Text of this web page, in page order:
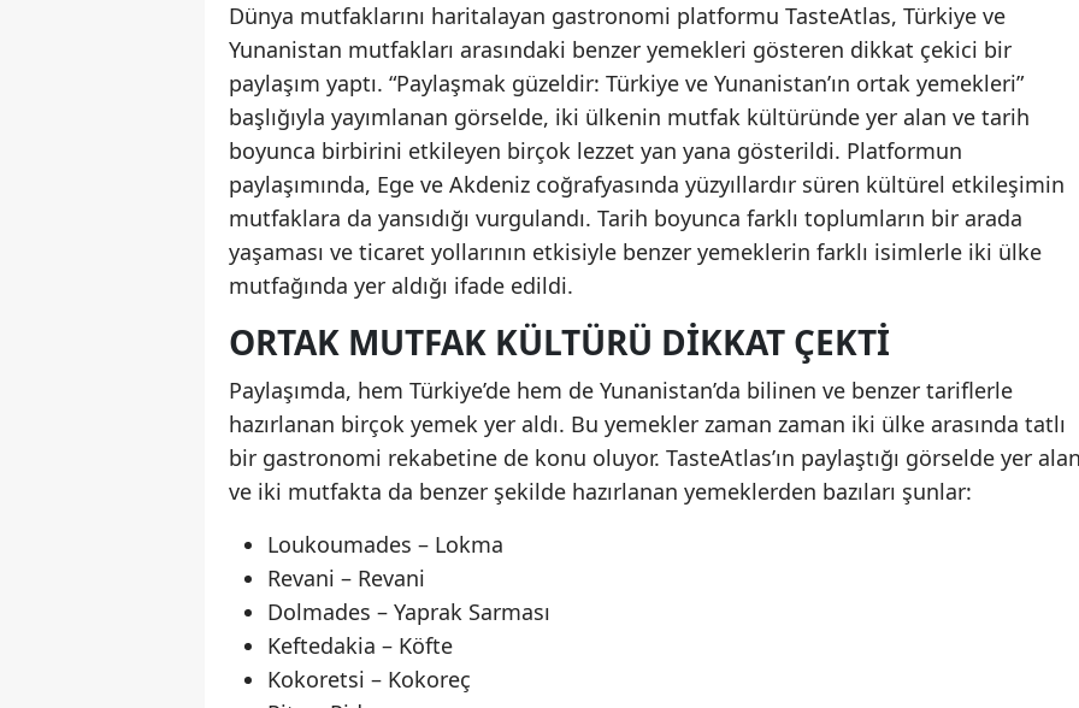
Dünya mutfaklarını haritalayan gastronomi platformu TasteAtlas, Türkiye ve
Yunanistan mutfakları arasındaki benzer yemekleri gösteren dikkat çekici bir
paylaşım yaptı. “Paylaşmak güzeldir: Türkiye ve Yunanistan’ın ortak yemekleri”
başlığıyla yayımlanan görselde, iki ülkenin mutfak kültüründe yer alan ve tarih
boyunca birbirini etkileyen birçok lezzet yan yana gösterildi. Platformun
paylaşımında, Ege ve Akdeniz coğrafyasında yüzyıllardır süren kültürel etkileşimin
mutfaklara da yansıdığı vurgulandı. Tarih boyunca farklı toplumların bir arada
yaşaması ve ticaret yollarının etkisiyle benzer yemeklerin farklı isimlerle iki ülke
mutfağında yer aldığı ifade edildi.
ORTAK MUTFAK KÜLTÜRÜ DIKKAT ÇEKTI
Paylaşımda, hem Türkiye’de hem de Yunanistan’da bilinen ve benzer tariflerle
hazırlanan birçok yemek yer aldı. Bu yemekler zaman zaman iki ülke arasında tatlı
bir gastronomi rekabetine de konu oluyor. TasteAtlas’ın paylaştığı görselde yer
ve iki mutfakta da benzer şekilde hazırlanan yemeklerden bazıları şunlar:
Loukoumades – Lokma
Revani – Revani
Dolmades – Yaprak Sarması
Keftedakia – Köfte
Kokoretsi – Kokoreç